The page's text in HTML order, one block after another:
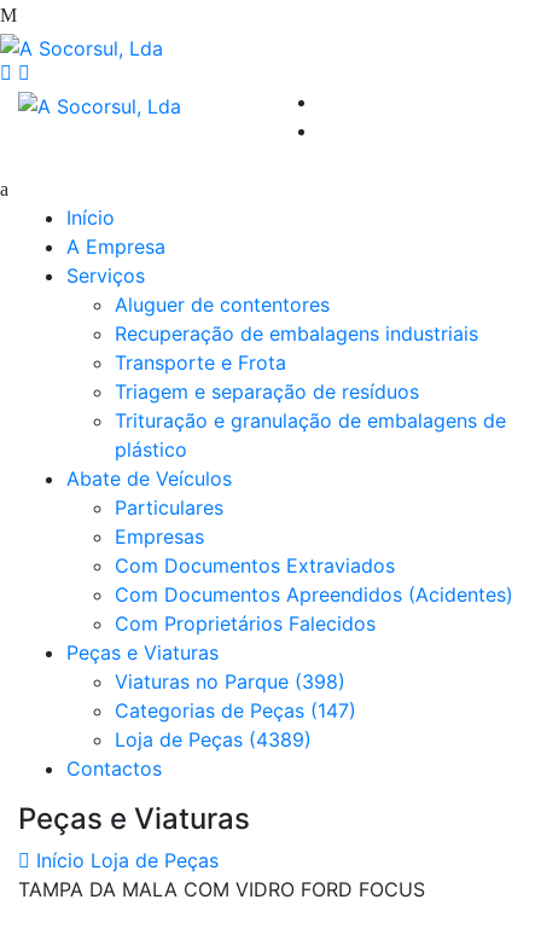
Início
A Empresa
Serviços
Aluguer de contentores
Recuperação de embalagens industriais
Transporte e Frota
Triagem e separação de resíduos
Trituração e granulação de embalagens de
plástico
Abate de Veículos
Particulares
Empresas
Com Documentos Extraviados
Com Documentos Apreendidos (Acidentes)
Com Proprietários Falecidos
Peças e Viaturas
Viaturas no Parque (398)
Categorias de Peças (147)
Loja de Peças (4389)
Contactos
Peças e Viaturas
Início Loja de Peças
TAMPA DA MALA COM VIDRO FORD FOCUS